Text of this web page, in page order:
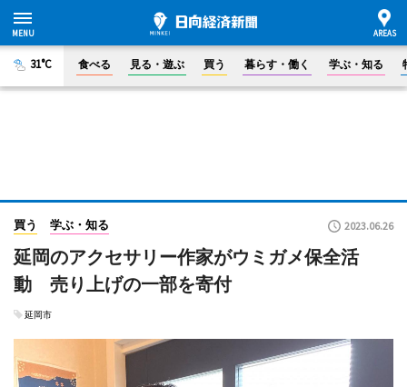
31°C 食べる 見る・遊ぶ 買う 暮らす・働く 学ぶ・知る
買う 学ぶ・知る 2023.06.26
延岡のアクセサリー作家がウミガメ保全活
動 売り上げの一部を寄付
延岡市